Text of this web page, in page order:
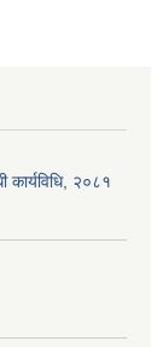
कार्यविधि, २०८१